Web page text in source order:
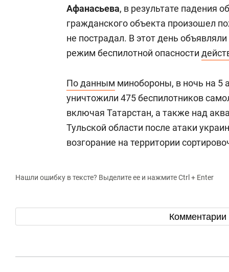
Афанасьева, в результате падения
гражданского объекта произошел
не пострадал. В этот день
режим беспилотной опасности
По данным минобороны, в ночь на 5
уничтожили 475 беспилотников
включая Татарстан, а также над
Тульской области после атаки
возгорание на территории
Нашли ошибку в тексте? Выделите ее и нажмите Ctrl + Enter
Комментарии